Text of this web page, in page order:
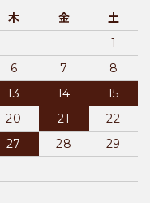
木 金
土
1
6 7
8
13 14
15
20 21
22
27 28
29